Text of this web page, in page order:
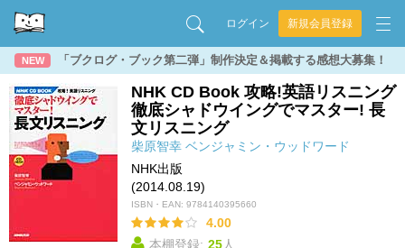
ログイン 新規会員登録
NEW 「ブクログ・ブック第二弾」制作決定＆掲載する感想大募集！
NHK CD Book 攻略!英語リスニング
徹底シャドウイングでマスター! 長
文リスニング
柴原智幸 ベンジャミン・ウッドワード
NHK出版
(2014.08.19)
ISBN・EAN: 9784140395660
4.00
本棚登録: 25人